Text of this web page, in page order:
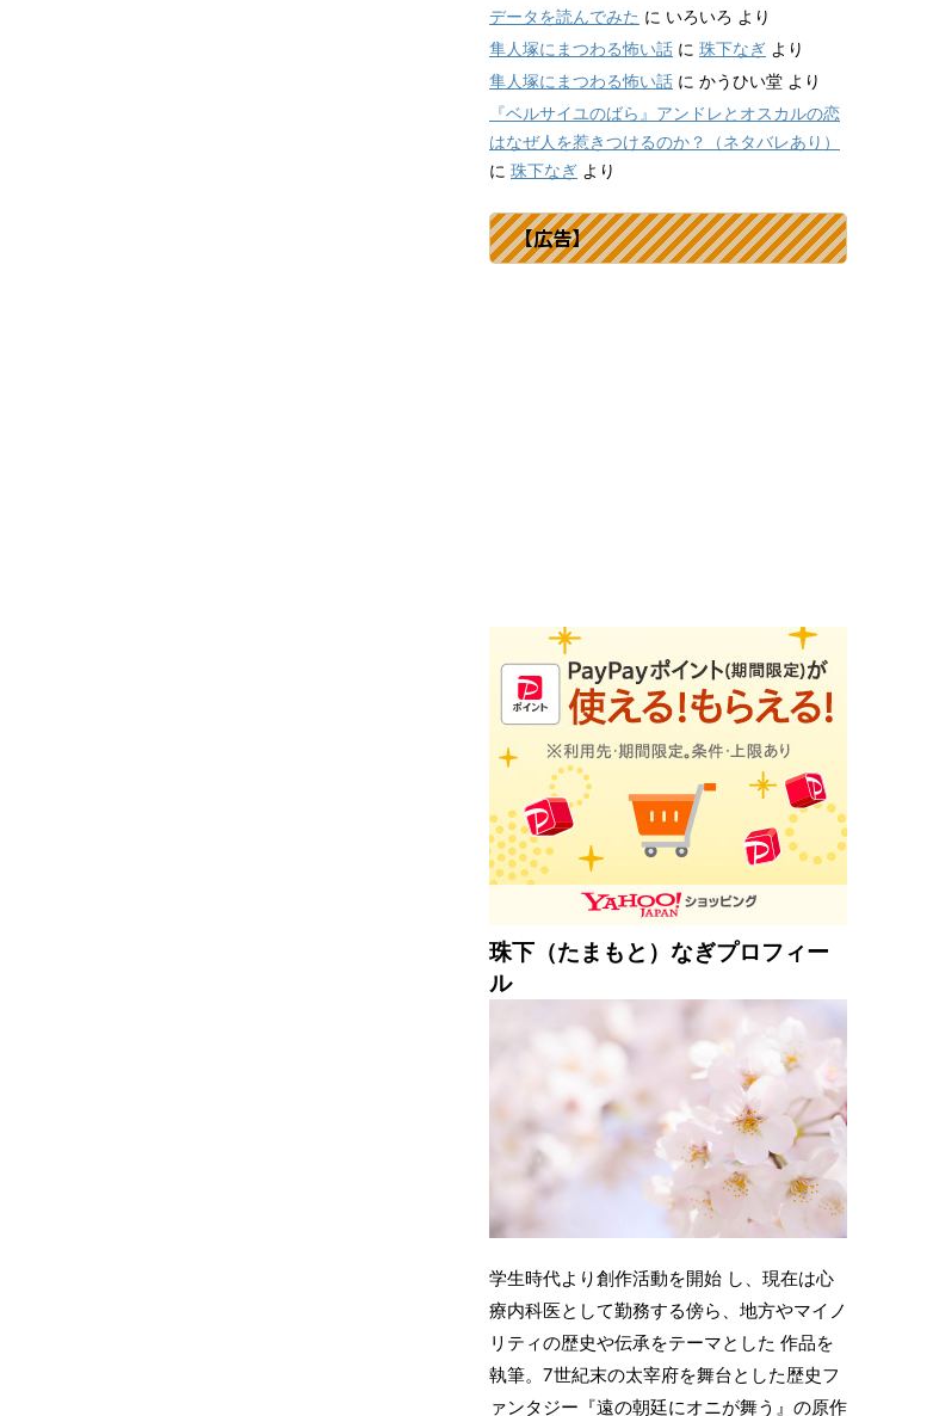
データを読んでみた に いろいろ より
隼人塚にまつわる怖い話 に 珠下なぎ より
隼人塚にまつわる怖い話 に かうひい堂 より
『ベルサイユのばら』アンドレとオスカルの恋
はなぜ人を惹きつけるのか？（ネタバレあり）
に 珠下なぎ より
【広告】
珠下（たまもと）なぎプロフィー
ル
学生時代より創作活動を開始 し、現在は心
療内科医として勤務する傍ら、地方やマイノ
リティの歴史や伝承をテーマとした 作品を
執筆。7世紀末の太宰府を舞台とした歴史フ
ァンタジー『遠の朝廷にオニが舞う』の原作